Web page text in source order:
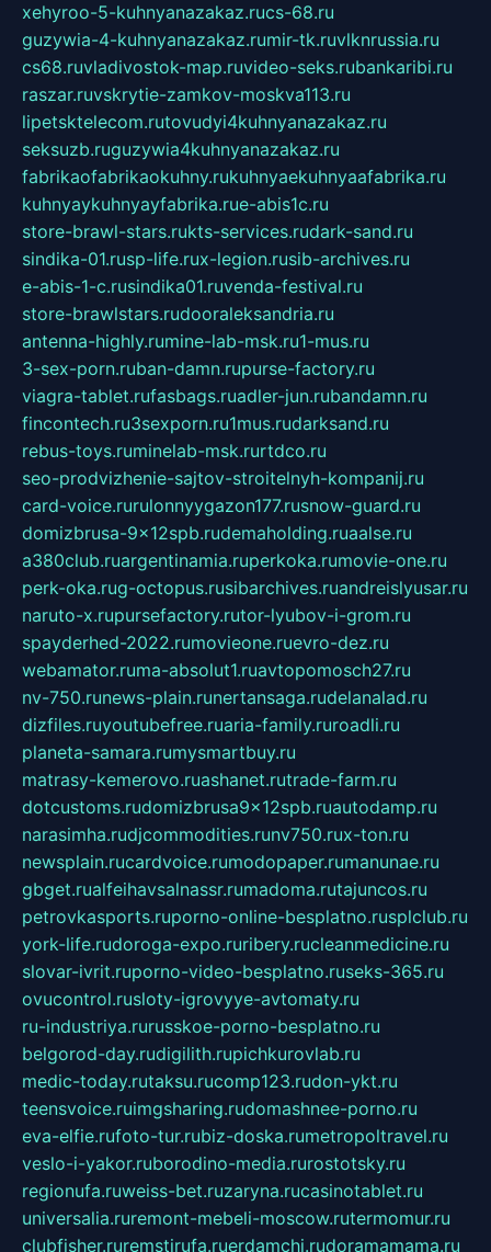
xehyroo-5-kuhnyanazakaz.rucs-68.ru
guzywia-4-kuhnyanazakaz.rumir-tk.ruvlknrussia.ru
cs68.ruvladivostok-map.ruvideo-seks.rubankaribi.ru
raszar.ruvskrytie-zamkov-moskva113.ru
lipetsktelecom.rutovudyi4kuhnyanazakaz.ru
seksuzb.ruguzywia4kuhnyanazakaz.ru
fabrikaofabrikaokuhny.rukuhnyaekuhnyaafabrika.ru
kuhnyaykuhnyayfabrika.rue-abis1c.ru
store-brawl-stars.rukts-services.rudark-sand.ru
sindika-01.rusp-life.rux-legion.rusib-archives.ru
e-abis-1-c.rusindika01.ruvenda-festival.ru
store-brawlstars.rudooraleksandria.ru
antenna-highly.rumine-lab-msk.ru1-mus.ru
3-sex-porn.ruban-damn.rupurse-factory.ru
viagra-tablet.rufasbags.ruadler-jun.rubandamn.ru
fincontech.ru3sexporn.ru1mus.rudarksand.ru
rebus-toys.ruminelab-msk.rurtdco.ru
seo-prodvizhenie-sajtov-stroitelnyh-kompanij.ru
card-voice.rurulonnyygazon177.rusnow-guard.ru
domizbrusa-9x12spb.rudemaholding.ruaalse.ru
a380club.ruargentinamia.ruperkoka.rumovie-one.ru
perk-oka.rug-octopus.rusibarchives.ruandreislyusar.ru
naruto-x.rupursefactory.rutor-lyubov-i-grom.ru
spayderhed-2022.rumovieone.ruevro-dez.ru
webamator.ruma-absolut1.ruavtopomosch27.ru
nv-750.runews-plain.runertansaga.rudelanalad.ru
dizfiles.ruyoutubefree.ruaria-family.ruroadli.ru
planeta-samara.rumysmartbuy.ru
matrasy-kemerovo.ruashanet.rutrade-farm.ru
dotcustoms.rudomizbrusa9x12spb.ruautodamp.ru
narasimha.rudjcommodities.runv750.rux-ton.ru
newsplain.rucardvoice.rumodopaper.rumanunae.ru
gbget.rualfeihavsalnassr.rumadoma.rutajuncos.ru
petrovkasports.ruporno-online-besplatno.rusplclub.ru
york-life.rudoroga-expo.ruribery.rucleanmedicine.ru
slovar-ivrit.ruporno-video-besplatno.ruseks-365.ru
ovucontrol.rusloty-igrovyye-avtomaty.ru
ru-industriya.rurusskoe-porno-besplatno.ru
belgorod-day.rudigilith.rupichkurovlab.ru
medic-today.rutaksu.rucomp123.rudon-ykt.ru
teensvoice.ruimgsharing.rudomashnee-porno.ru
eva-elfie.rufoto-tur.rubiz-doska.rumetropoltravel.ru
veslo-i-yakor.ruborodino-media.rurostotsky.ru
regionufa.ruweiss-bet.ruzaryna.rucasinotablet.ru
universalia.ruremont-mebeli-moscow.rutermomur.ru
clubfisher.ruremstirufa.ruerdamchi.rudoramamama.ru